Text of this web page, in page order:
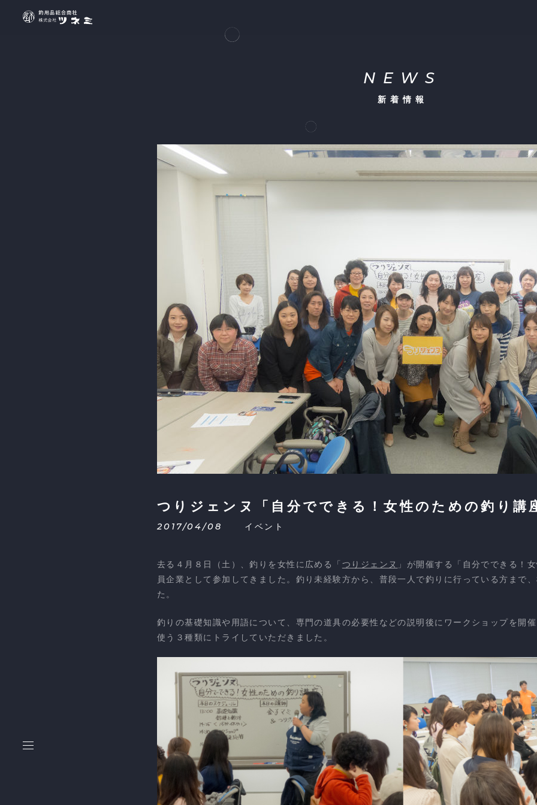
NEWS
新着情報
つりジェンヌ「自分でできる！女性のための釣り講
2017/04/08 イベント
去る４月８日（土）、釣りを女性に広める「つりジェンヌ 」が開催する「自分でできる！
員企業として参加してきました。釣り未経験方から、普段一人で釣りに行っている方まで
た。
釣りの基礎知識や用語について、専門の道具の必要性などの説明後にワークショップを開
使う３種類にトライしていただきました。